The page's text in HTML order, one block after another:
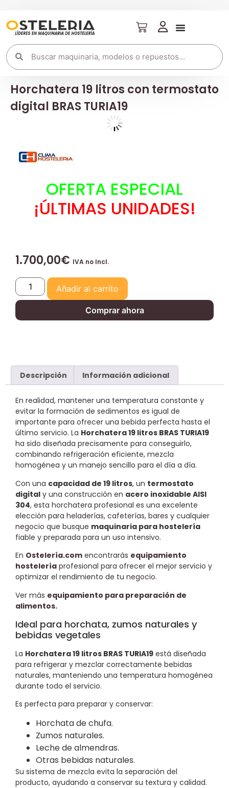
Horchatera 19 litros con termostato
digital BRAS TURIA19
OFERTA ESPECIAL
¡ÚLTIMAS UNIDADES!
1.700,00€ IVA no Incl.
Añadir al carrito
Comprar ahora
Descripción Información adicional
En realidad, mantener una temperatura constante y
evitar la formación de sedimentos es igual de
importante para ofrecer una bebida perfecta hasta el
último servicio. La Horchatera 19 litros BRAS TURIA19
ha sido diseñada precisamente para conseguirlo,
combinando refrigeración eficiente, mezcla
homogénea y un manejo sencillo para el día a día.
Con una capacidad de 19 litros, un termostato
digital y una construcción en acero inoxidable AISI
304, esta horchatera profesional es una excelente
elección para heladerías, cafeterías, bares y cualquier
negocio que busque maquinaria para hostelería
fiable y preparada para un uso intensivo.
En Ostelería.com encontrarás equipamiento
hostelería profesional para ofrecer el mejor servicio y
optimizar el rendimiento de tu negocio.
Ver más equipamiento para preparación de
alimentos.
Ideal para horchata, zumos naturales y
bebidas vegetales
La Horchatera 19 litros BRAS TURIA19 está diseñada
para refrigerar y mezclar correctamente bebidas
naturales, manteniendo una temperatura homogénea
durante todo el servicio.
Es perfecta para preparar y conservar:
Horchata de chufa.
Zumos naturales.
Leche de almendras.
Otras bebidas naturales.
Su sistema de mezcla evita la separación del
producto, ayudando a conservar su textura y calidad.